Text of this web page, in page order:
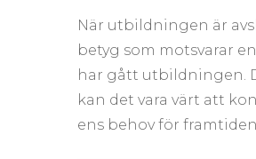
När utbildningen är
betyg som motsvarar
har gått utbildningen.
kan det vara värt att
ens behov för framtiden.